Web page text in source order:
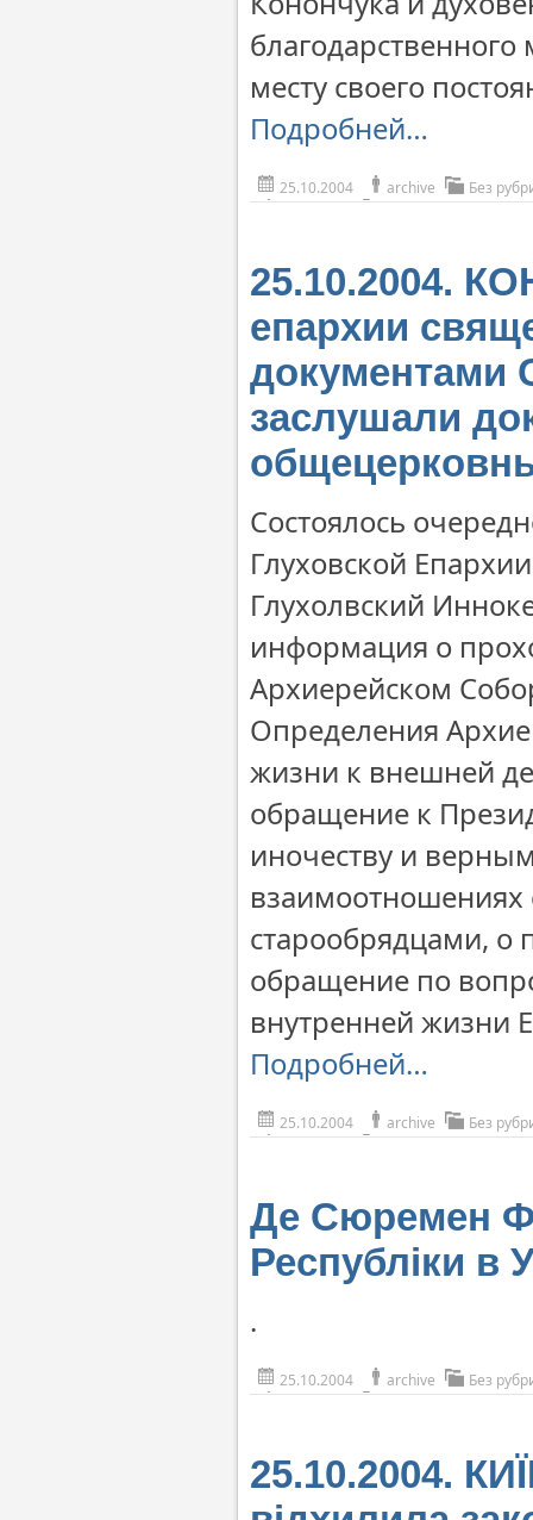
месту своего
Подробней…
25.10.2004 archive Без
25.10.2004.
епархии
документами
заслушали
Состоялось
Глуховской
Глухолвский
информация о
Архиерейском
Определения
жизни к внешней
обращение к
иночеству и
взаимоотношениях
старообрядцами, о
обращение по
внутренней жизни
Подробней…
25.10.2004 archive Без
Де Сюремен
Республіки в
.
25.10.2004 archive Без
25.10.2004.